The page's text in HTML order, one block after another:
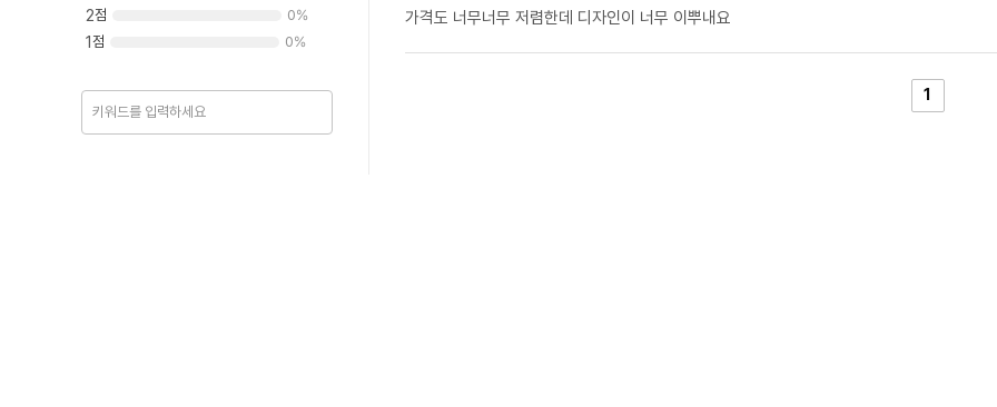
2점 0%
1점 0%
가격도 너무너무 저렴한데 디자인이 너무 이뿌내요
1